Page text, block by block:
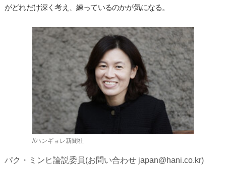
がどれだけ深く考え、練っているのかが気になる。
//ハンギョレ新聞社
パク・ミンヒ論説委員(お問い合わせ japan@hani.co.kr)